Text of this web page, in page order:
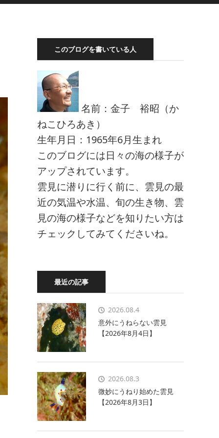
このブログを書いている人
名前：金子 裕昭（か
ねこひろあき）
生年月日：1965年6月生まれ
このブログには日々の海の様子が
アップされています。
雲見に潜りに行く前に、雲見の最
近の気温や水温、旬の生き物、雲
見の海の様子などを知りたい方は
チェックしてみてくださいね。
最近の記事
2026.08.4
意外にうねらない雲見
【2026年8月4日】
2026.08.3
微妙にうねり始めた雲見
【2026年8月3日】